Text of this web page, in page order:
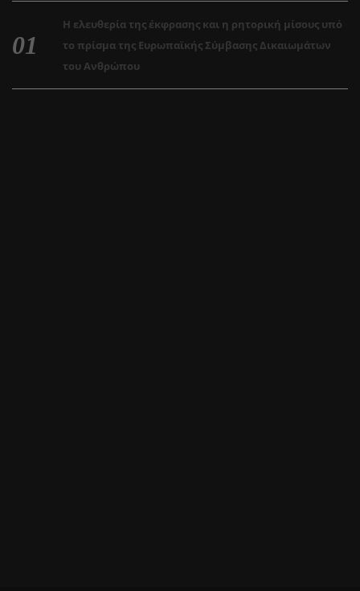
Η ελευθερία της έκφρασης και η ρητορική μίσους υπό
το πρίσμα της Ευρωπαϊκής Σύμβασης Δικαιωμάτων
του Ανθρώπου